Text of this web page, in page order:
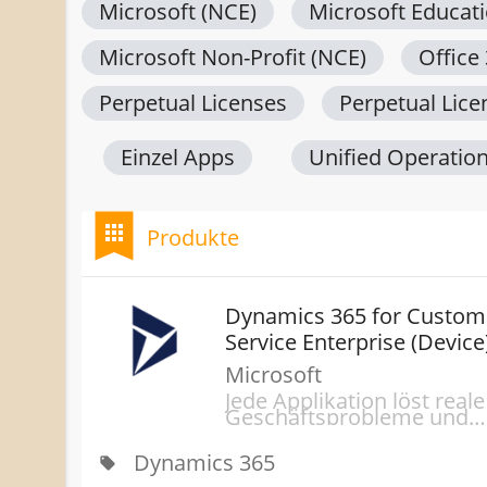
Microsoft (NCE)
Microsoft
Microsoft Non-Profit (NCE)
Office
Einzel Apps Unified
Perpetual Licenses Perpetual
bookmark
apps Produkte
Dynamics 365 for
Service Enterprise
Microsoft
Jede Applikation löst reale
Geschäftsprobleme und
bietet Ihnen einen
Wenn man verschiedene
Applikationen dann auch
local_offer Dynamics 365